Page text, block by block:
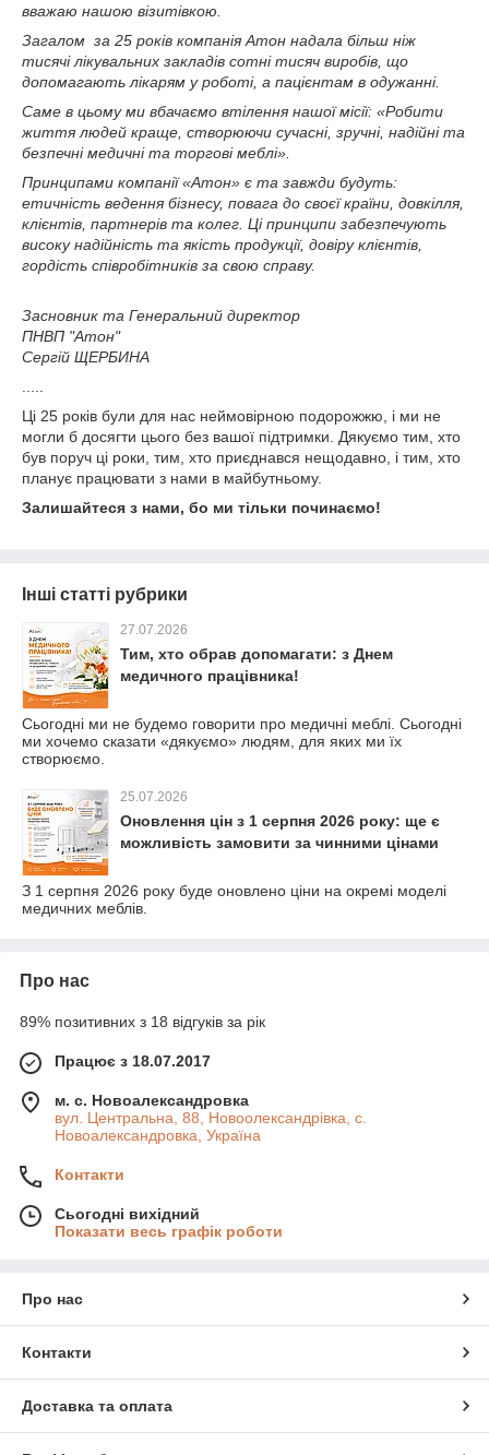
вважаю нашою візитівкою.
Загалом за 25 років компанія Атон надала більш ніж
тисячі лікувальних закладів сотні тисяч виробів, що
допомагають лікарям у роботі, а пацієнтам в одужанні.
Саме в цьому ми вбачаємо втілення нашої місії: «Робити
життя людей краще, створюючи сучасні, зручні, надійні та
безпечні медичні та торгові меблі».
Принципами компанії «Атон» є та завжди будуть:
етичність ведення бізнесу, повага до своєї країни, довкілля,
клієнтів, партнерів та колег. Ці принципи забезпечують
високу надійність та якість продукції, довіру клієнтів,
гордість співробітників за свою справу.
Засновник та Генеральний директор
ПНВП "Атон"
Сергій ЩЕРБИНА
Ці 25 років були для нас неймовірною подорожжю, і ми не
могли б досягти цього без вашої підтримки. Дякуємо тим, хто
був поруч ці роки, тим, хто приєднався нещодавно, і тим, хто
планує працювати з нами в майбутньому.
Залишайтеся з нами, бо ми тільки починаємо!
Інші статті рубрики
27.07.2026
Тим, хто обрав допомагати: з Днем
медичного працівника!
Сьогодні ми не будемо говорити про медичні меблі. Сьогодні
ми хочемо сказати «дякуємо» людям, для яких ми їх
створюємо.
25.07.2026
Оновлення цін з 1 серпня 2026 року: ще є
можливість замовити за чинними цінами
З 1 серпня 2026 року буде оновлено ціни на окремі моделі
медичних меблів.
Про нас
89% позитивних з 18 відгуків за рік
Працює з 18.07.2017
м. с. Новоалександровка
вул. Центральна, 88, Новоолександрівка, с.
Новоалександровка, Україна
Контакти
Сьогодні вихідний
Показати весь графік роботи
Про нас
Контакти
Доставка та оплата